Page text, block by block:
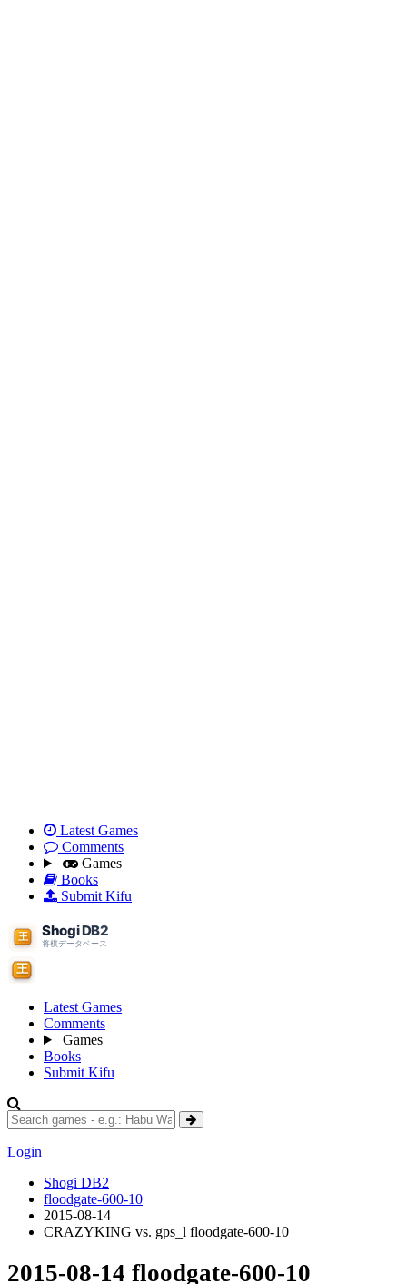
Latest Games
Comments
Games
Books
Submit Kifu
Latest Games
Comments
Games
Books
Submit Kifu
Login
Shogi DB2
floodgate-600-10
2015-08-14
CRAZYKING vs. gps_l floodgate-600-10
2015-08-14 floodgate-600-10